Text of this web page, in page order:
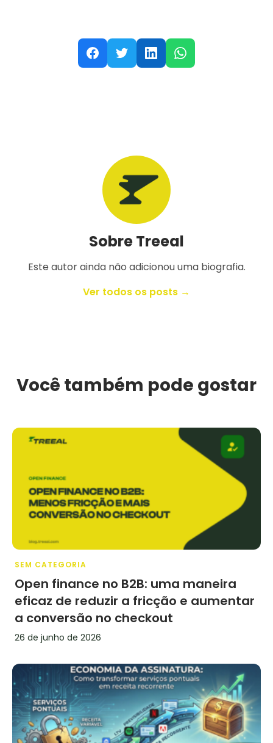
Sobre Treeal
Este autor ainda não adicionou uma biografia.
Ver todos os posts →
Você também pode gostar
SEM CATEGORIA
Open finance no B2B: uma maneira
eficaz de reduzir a fricção e aumentar
a conversão no checkout
26 de junho de 2026